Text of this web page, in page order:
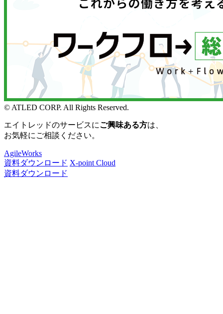
© ATLED CORP. All Rights Reserved.
エイトレッドのサービスにご興味ある方は、
お気軽にご相談ください。
AgileWorks
資料ダウンロード X-point Cloud
資料ダウンロード